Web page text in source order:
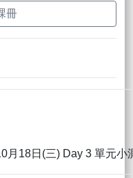
冊
月18日(三) Day 3 單元小